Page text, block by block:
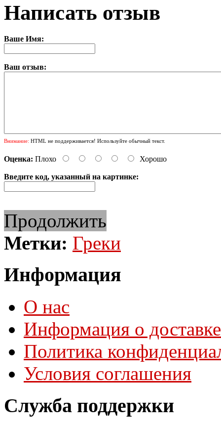
Написать отзыв
Ваше Имя:
Ваш отзыв:
Внимание: HTML не поддерживается! Используйте обычный текст.
Оценка: Плохо Хорошо
Введите код, указанный на картинке:
Продолжить
Метки: Греки
Информация
О нас
Информация о доставке
Политика
Условия соглашения
Служба поддержки